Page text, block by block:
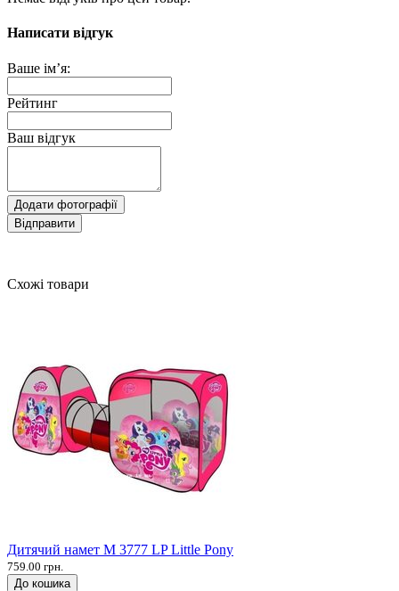
Написати відгук
Ваше ім’я:
Рейтинг
Ваш відгук
Додати фотографії
Відправити
Схожі товари
Дитячий намет M 3777 LP Little Pony
759.00 грн.
До кошика